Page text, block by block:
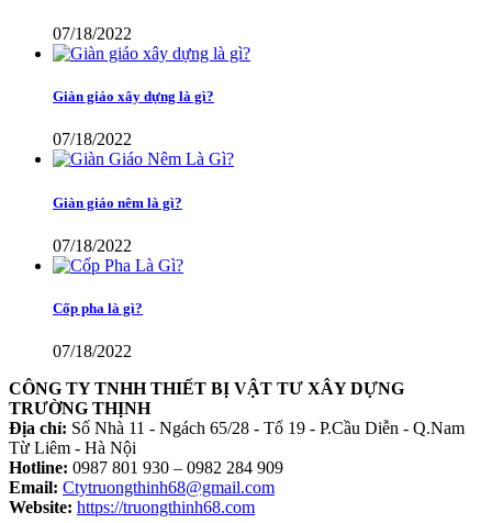
07/18/2022
Giàn giáo xây dựng là gì?
07/18/2022
Giàn giáo nêm là gì?
07/18/2022
Cốp pha là gì?
07/18/2022
CÔNG TY TNHH THIẾT BỊ VẬT TƯ XÂY DỰNG
TRƯỜNG THỊNH
Địa chỉ: Số Nhà 11 - Ngách 65/28 - Tổ 19 - P.Cầu Diễn - Q.Nam
Từ Liêm - Hà Nội
Hotline: 0987 801 930 – 0982 284 909
Email: Ctytruongthinh68@gmail.com
Website: https://truongthinh68.com